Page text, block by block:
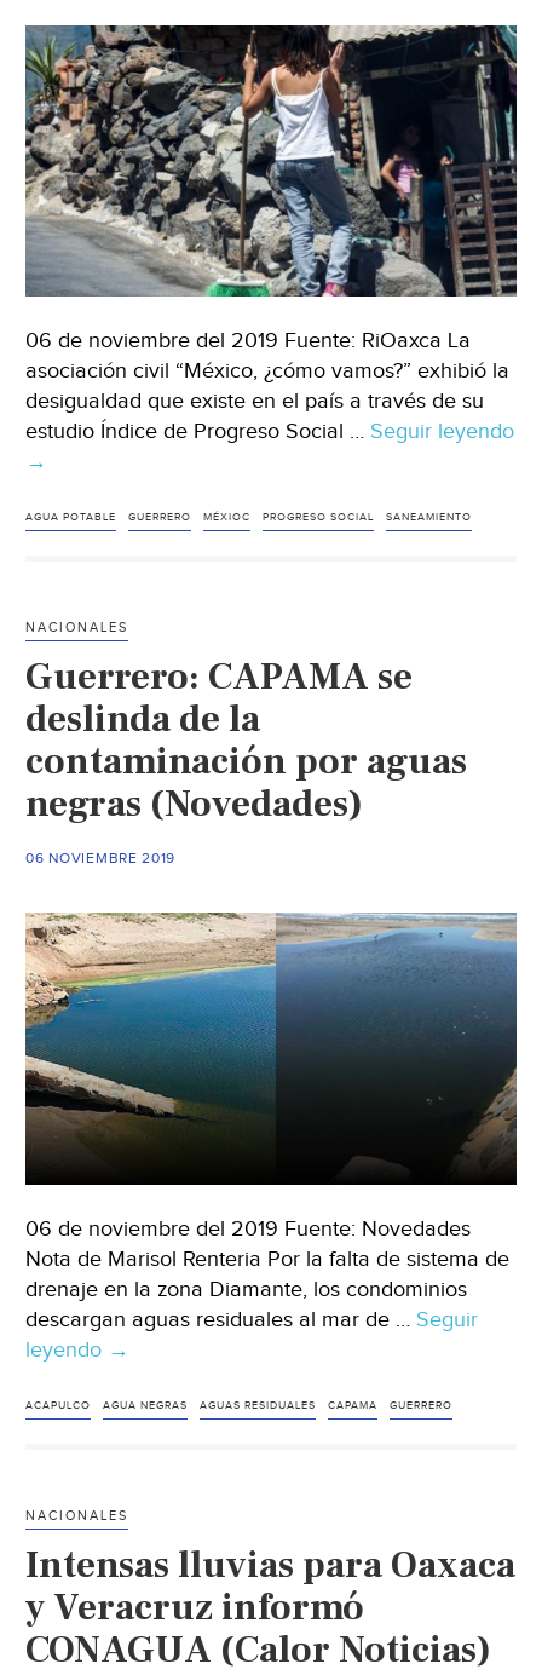
06 de noviembre del 2019 Fuente: RiOaxca La
asociación civil “México, ¿cómo vamos?” exhibió la
desigualdad que existe en el país a través de su
estudio Índice de Progreso Social … Seguir leyendo
Oaxaca,
y
mayor
rezago
social
(RiOaxaca)
→
AGUA POTABLE GUERRERO MÉXIOC PROGRESO SOCIAL SANEAMIENTO
NACIONALES
Guerrero: CAPAMA se
deslinda de la
contaminación por aguas
negras (Novedades)
06 NOVIEMBRE 2019
06 de noviembre del 2019 Fuente: Novedades
Nota de Marisol Renteria Por la falta de sistema de
drenaje en la zona Diamante, los condominios
descargan aguas residuales al mar de … Seguir
leyendo Guerrero:
se
contaminación
por
negras
(Novedades)
→
ACAPULCO AGUA NEGRAS AGUAS RESIDUALES CAPAMA GUERRERO
NACIONALES
Intensas lluvias para Oaxaca
y Veracruz informó
CONAGUA (Calor Noticias)